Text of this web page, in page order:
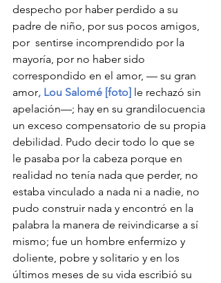
despecho por haber perdido a su
padre de niño, por sus pocos amigos,
por  sentirse incomprendido por la
mayoría, por no haber sido
correspondido en el amor, — su gran
amor, Lou Salomé [foto] le rechazó sin
apelación—; hay en su grandilocuencia
un exceso compensatorio de su propia
debilidad. Pudo decir todo lo que se
le pasaba por la cabeza porque en
realidad no tenía nada que perder, no
estaba vinculado a nada ni a nadie, no
pudo construir nada y encontró en la
palabra la manera de reivindicarse a sí
mismo; fue un hombre enfermizo y
doliente, pobre y solitario y en los
últimos meses de su vida escribió su